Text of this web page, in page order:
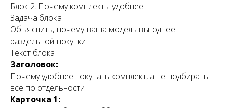
Блок 2. Почему комплекты удобнее
Задача блока
Объяснить, почему ваша модель выгоднее
раздельной покупки.
Текст блока
Заголовок:
Почему удобнее покупать комплект, а не подбирать
всё по отдельности
Карточка 1: